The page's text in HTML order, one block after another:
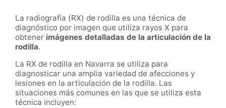
La radiografía (RX) de rodilla es una técnica de
diagnóstico por imagen que utiliza rayos X para
obtener imágenes detalladas de la articulación de la
rodilla.
La RX de rodilla en Navarra se utiliza para
diagnosticar una amplia variedad de afecciones y
lesiones en la articulación de la rodilla. Las
situaciones más comunes en las que se utiliza esta
técnica incluyen: